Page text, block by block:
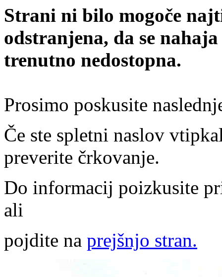
Strani ni bilo mogoče
odstranjena, da se
trenutno nedostopna.
Prosimo poskusite
Če ste spletni naslov
preverite črkovanje.
Do informacij poizkusite
ali
pojdite na prejšnjo stran.